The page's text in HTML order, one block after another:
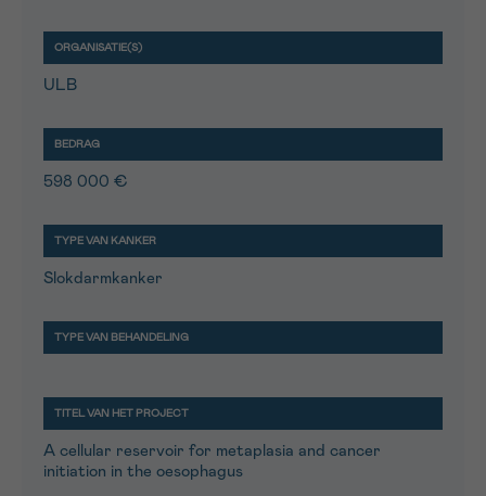
ULB
598 000 €
Slokdarmkanker
A cellular reservoir for metaplasia and cancer
initiation in the oesophagus